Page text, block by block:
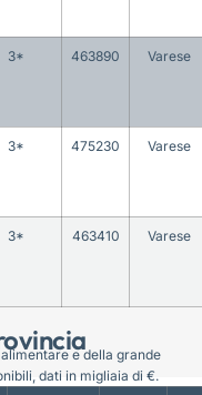
3* 463890 Varese
3* 475230 Varese
3* 463410 Varese
e della grande
dati in migliaia di €.